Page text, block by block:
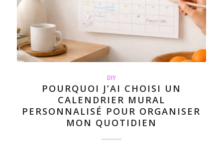
DIY
POURQUOI J’AI CHOISI UN
CALENDRIER MURAL
PERSONNALISÉ POUR ORGANISER
MON QUOTIDIEN